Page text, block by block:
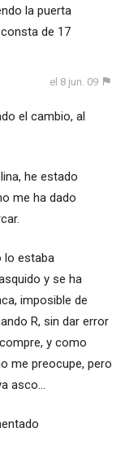
la puerta
de 17
el 8 jun. 09
el cambio, al
he estado
me ha dado
lo estaba
y se ha
imposible de
R, sin dar error
y como
me preocupe, pero
asco...